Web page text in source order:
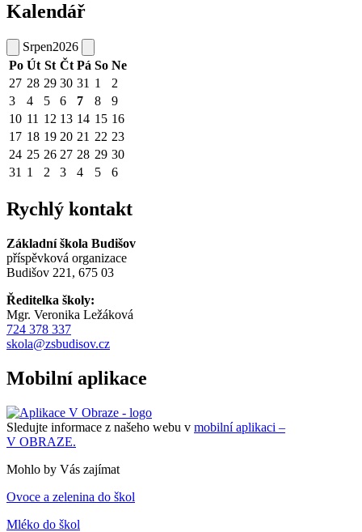
Kalendář
Srpen2026
Po Út St Čt Pá So Ne
27 28 29 30 31 1
2
3
4 5 6 7 8
9
10 11 12 13 14 15 16
17 18 19 20 21 22 23
24 25 26 27 28 29 30
31 1 2 3 4 5 6
Rychlý kontakt
Základní škola Budišov
příspěvková organizace
Budišov 221, 675 03
Ředitelka školy:
Mgr. Veronika Ležáková
724 378 337
skola@zsbudisov.cz
Mobilní aplikace
Sledujte informace z našeho webu v mobilní aplikaci –
V OBRAZE.
Mohlo by Vás zajímat
Ovoce a zelenina do škol
Mléko do škol